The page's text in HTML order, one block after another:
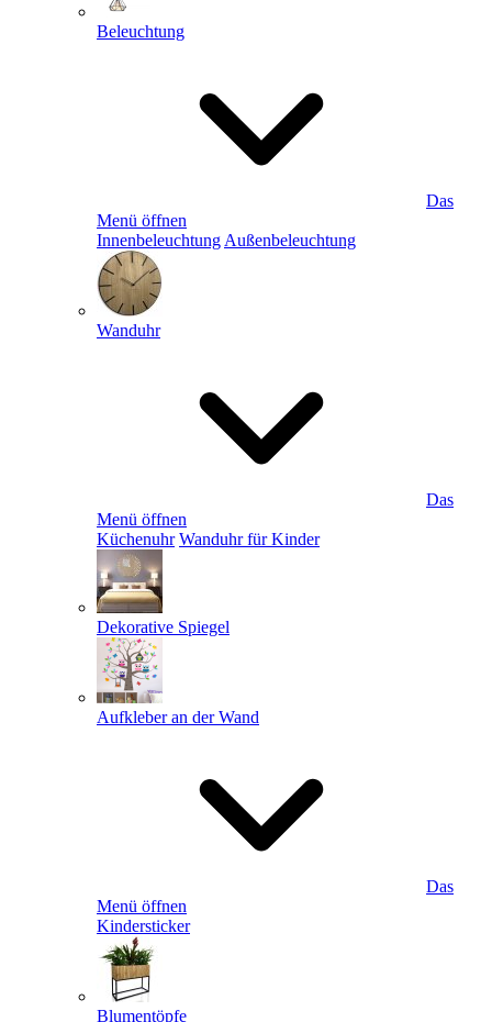
Beleuchtung
Das
Menü öffnen
Innenbeleuchtung Außenbeleuchtung
Wanduhr
Das
Menü öffnen
Küchenuhr Wanduhr für Kinder
Dekorative Spiegel
Aufkleber an der Wand
Das
Menü öffnen
Kindersticker
Blumentöpfe